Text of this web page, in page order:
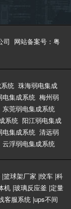
司 网站备案号：粤
统 珠海弱电集成
电集成系统 梅州弱
东莞弱电集成系统
系统 阳江弱电集成
电集成系统 清远弱
云浮弱电集成系统
|篮球架厂家 |绞车 |科
机 |玻璃反应釜 |定量
客服系统 |ups不间